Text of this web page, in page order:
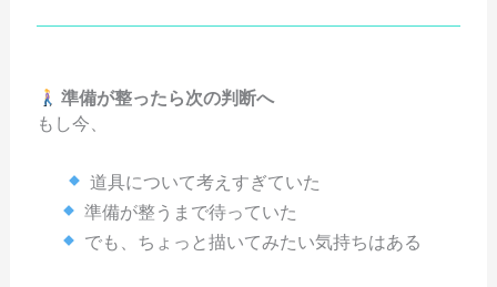
準備が整ったら次の判断へ
もし今、
道具について考えすぎていた
準備が整うまで待っていた
でも、ちょっと描いてみたい気持ちはある